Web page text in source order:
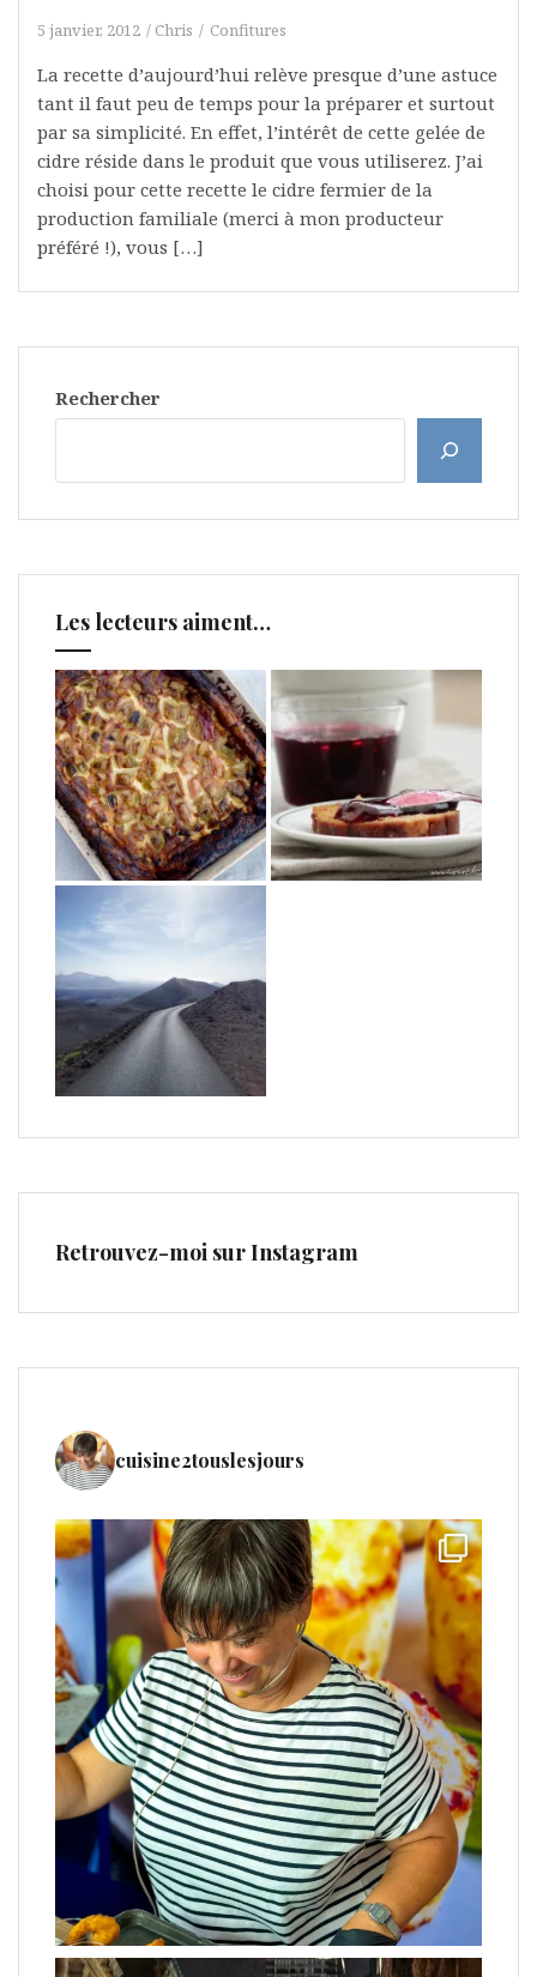
5 janvier, 2012 Chris Confitures
La recette d’aujourd’hui relève presque d’une astuce
tant il faut peu de temps pour la préparer et surtout
par sa simplicité. En effet, l’intérêt de cette gelée de
cidre réside dans le produit que vous utiliserez. J’ai
choisi pour cette recette le cidre fermier de la
production familiale (merci à mon producteur
préféré !), vous […]
Rechercher
Les lecteurs aiment…
Retrouvez-moi sur Instagram
cuisine2touslesjours